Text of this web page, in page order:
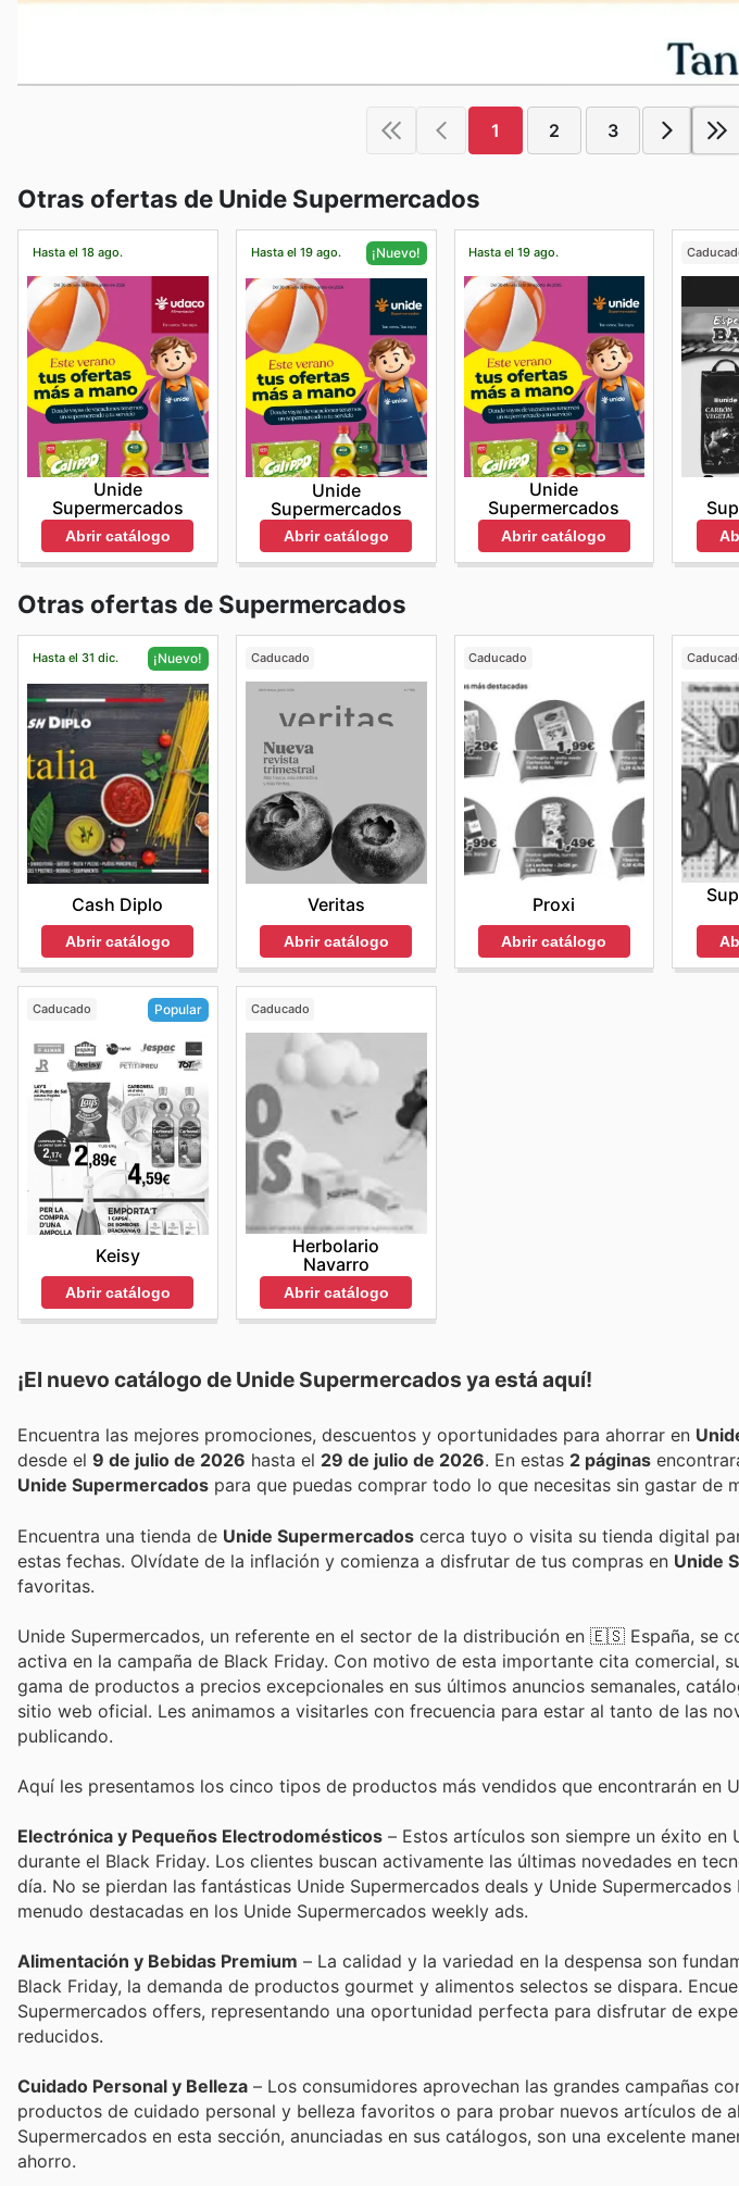
1 2 3
Otras ofertas de Unide Supermercados
Hasta el 18 ago.
Unide
Supermercados
Abrir catálogo
Hasta el 19 ago. ¡Nuevo!
Unide
Supermercados
Abrir catálogo
Hasta el 19 ago.
Unide
Supermercados
Abrir catálogo
Otras ofertas de Supermercados
Hasta el 31 dic. ¡Nuevo!
Cash Diplo
Abrir catálogo
Caducado
Veritas
Abrir catálogo
Caducado
Proxi
Abrir catálogo
Caducado Popular
Keisy
Abrir catálogo
Caducado
Herbolario
Navarro
Abrir catálogo
¡El nuevo catálogo de Unide Supermercados ya está aquí!
Encuentra las mejores promociones, descuentos y oportunidades para ahorrar en
desde el 9 de julio de 2026 hasta el 29 de julio de 2026 . En estas 2 páginas
Unide Supermercados para que puedas comprar todo lo que necesitas sin gastar de
Encuentra una tienda de Unide Supermercados cerca tuyo o visita su tienda digital
estas fechas. Olvídate de la inflación y comienza a disfrutar de tus compras en Unide
favoritas.
Unide Supermercados, un referente en el sector de la distribución en 🇪🇸 España, se
activa en la campaña de Black Friday. Con motivo de esta importante cita comercial,
gama de productos a precios excepcionales en sus últimos anuncios semanales,
sitio web oficial. Les animamos a visitarles con frecuencia para estar al tanto de las
publicando.
Aquí les presentamos los cinco tipos de productos más vendidos que encontrarán en
Electrónica y Pequeños Electrodomésticos – Estos artículos son siempre un éxito en
durante el Black Friday. Los clientes buscan activamente las últimas novedades en
día. No se pierdan las fantásticas Unide Supermercados deals y Unide
menudo destacadas en los Unide Supermercados weekly ads.
Alimentación y Bebidas Premium – La calidad y la variedad en la despensa son
Black Friday, la demanda de productos gourmet y alimentos selectos se dispara.
Supermercados offers, representando una oportunidad perfecta para disfrutar de
reducidos.
Cuidado Personal y Belleza – Los consumidores aprovechan las grandes campañas
productos de cuidado personal y belleza favoritos o para probar nuevos artículos de
Supermercados en esta sección, anunciadas en sus catálogos, son una excelente
ahorro.